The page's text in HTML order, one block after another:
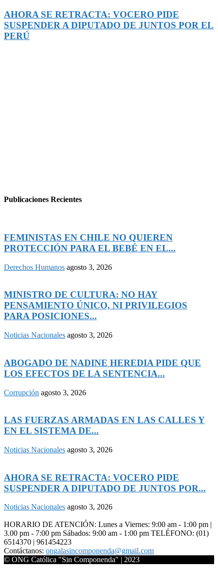
AHORA SE RETRACTA: VOCERO PIDE
SUSPENDER A DIPUTADO DE JUNTOS POR EL
PERÚ
Publicaciones Recientes
FEMINISTAS EN CHILE NO QUIEREN
PROTECCIÓN PARA EL BEBÉ EN EL...
Derechos Humanos agosto 3, 2026
MINISTRO DE CULTURA: NO HAY
PENSAMIENTO ÚNICO, NI PRIVILEGIOS
PARA POSICIONES...
Noticias Nacionales agosto 3, 2026
ABOGADO DE NADINE HEREDIA PIDE QUE
LOS EFECTOS DE LA SENTENCIA...
Corrupción agosto 3, 2026
LAS FUERZAS ARMADAS EN LAS CALLES Y
EN EL SISTEMA DE...
Noticias Nacionales agosto 3, 2026
AHORA SE RETRACTA: VOCERO PIDE
SUSPENDER A DIPUTADO DE JUNTOS POR...
Noticias Nacionales agosto 3, 2026
HORARIO DE ATENCIÓN: Lunes a Viernes: 9:00 am - 1:00 pm |
3.00 pm - 7:00 pm Sábados: 9:00 am - 1:00 pm TELÉFONO: (01)
6514370 | 961454223
Contáctanos: ongalasincomponenda@gmail.com
© ONG Católica "Sin Componenda" | 2023